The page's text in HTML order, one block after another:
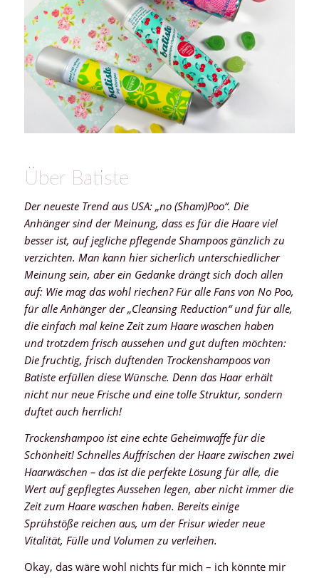
Über Batiste
Der neueste Trend aus USA: „no (Sham)Poo“. Die
Anhänger sind der Meinung, dass es für die Haare viel
besser ist, auf jegliche pflegende Shampoos gänzlich zu
verzichten. Man kann hier sicherlich unterschiedlicher
Meinung sein, aber ein Gedanke drängt sich doch allen
auf: Wie mag das wohl riechen? Für alle Fans von No Poo,
für alle Anhänger der „Cleansing Reduction“ und für alle,
die einfach mal keine Zeit zum Haare waschen haben
und trotzdem frisch aussehen und gut duften möchten:
Die fruchtig, frisch duftenden Trockenshampoos von
Batiste erfüllen diese Wünsche. Denn das Haar erhält
nicht nur neue Frische und eine tolle Struktur, sondern
duftet auch herrlich!
Trockenshampoo ist eine echte Geheimwaffe für die
Schönheit! Schnelles Auffrischen der Haare zwischen zwei
Haarwäschen – das ist die perfekte Lösung für alle, die
Wert auf gepflegtes Aussehen legen, aber nicht immer die
Zeit zum Haare waschen haben. Bereits einige
Sprühstöße reichen aus, um der Frisur wieder neue
Vitalität, Fülle und Volumen zu verleihen.
Okay, das wäre wohl nichts für mich – ich könnte mir